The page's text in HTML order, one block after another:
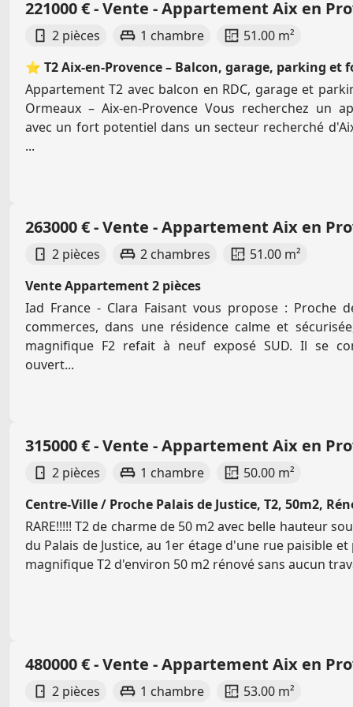
221000 € - Vente - Appartement Aix en
2 pièces 1 chambre
51.00 m²
⭐ T2 Aix-en-Provence – Balcon, garage, parking et
Appartement T2 avec balcon en RDC, garage et
Ormeaux – Aix-en-Provence Vous recherchez un
avec un fort potentiel dans un secteur recherché
...
263000 € - Vente - Appartement Aix en
2 pièces 2 chambres
51.00 m²
Vente Appartement 2 pièces
Iad France - Clara Faisant vous propose : Proche
commerces, dans une résidence calme et
magnifique F2 refait à neuf exposé SUD. Il se
ouvert...
315000 € - Vente - Appartement Aix en
2 pièces 1 chambre
50.00 m²
Centre-Ville / Proche Palais de Justice, T2, 50m2,
RARE!!!!! T2 de charme de 50 m2 avec belle hauteur
du Palais de Justice, au 1er étage d'une rue paisible
magnifique T2 d'environ 50 m2 rénové sans aucun
480000 € - Vente - Appartement Aix en
2 pièces 1 chambre 53.00 m²